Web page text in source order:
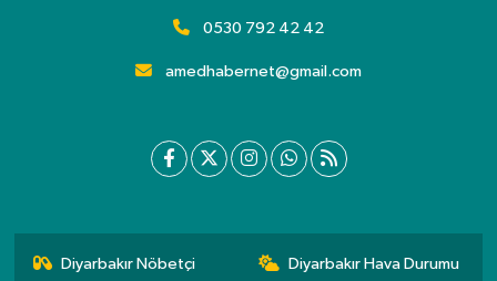
0530 792 42 42
amedhabernet@gmail.com
Diyarbakır Nöbetçi
Diyarbakır Hava Durumu